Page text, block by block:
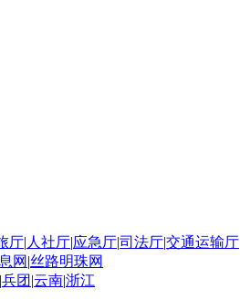
厅| 人社厅|应急厅|司法厅|交通运输厅
网 |丝路明珠网
|兵团 |云南|浙江